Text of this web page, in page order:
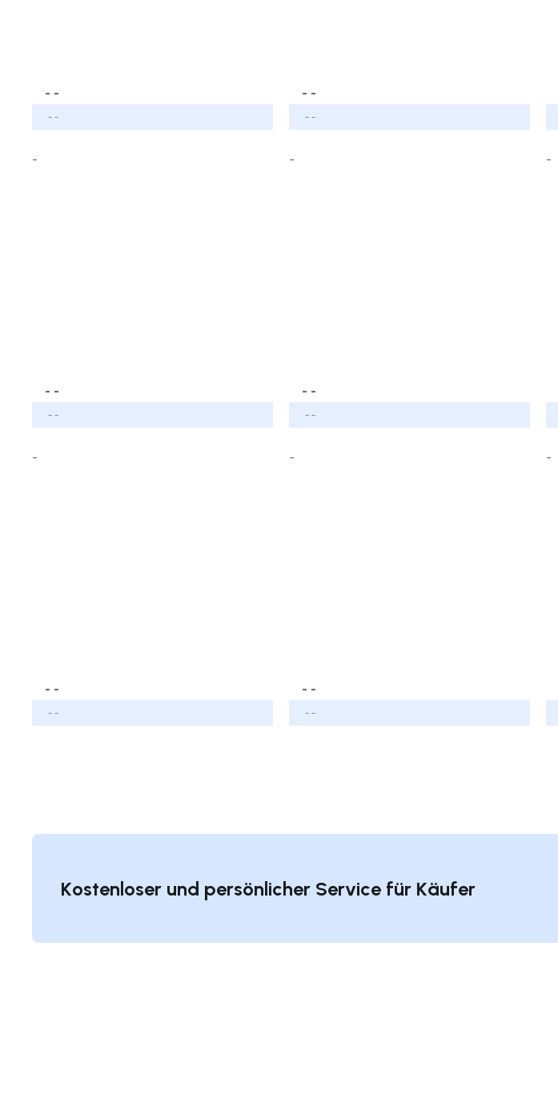
- -
- -
- -
- -
-
- -
- -
-
- -
- -
-
-
- -
- -
-
- -
- -
-
Kostenloser und persönlicher Service für Käufer